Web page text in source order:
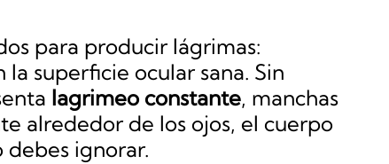
para producir lágrimas:
superficie ocular sana. Sin
lagrimeo constante, manchas
alrededor de los ojos, el cuerpo
debes ignorar.